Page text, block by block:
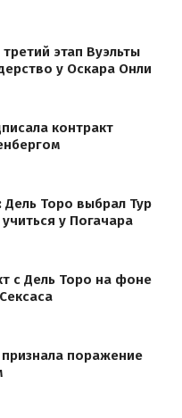
этап Вуэльты
у Оскара Онли
контракт
Дель Торо выбрал Тур
у Погачара
с Дель Торо на фоне
поражение